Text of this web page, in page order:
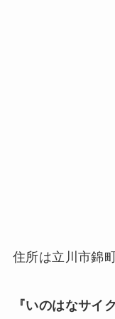
住所は立川市錦
『いのはなサイ